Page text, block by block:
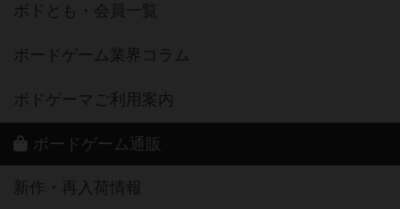
ボドとも・会員一覧
ボードゲーム業界コラム
ボドゲーマご利用案内
ボードゲーム通販
新作・再入荷情報